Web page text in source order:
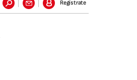
Regístrate